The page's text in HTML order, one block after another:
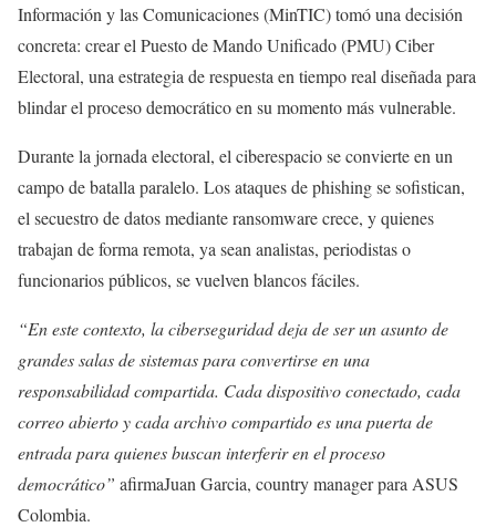
Información y las Comunicaciones (MinTIC) tomó una decisión
concreta: crear el Puesto de Mando Unificado (PMU) Ciber
Electoral, una estrategia de respuesta en tiempo real diseñada para
blindar el proceso democrático en su momento más vulnerable.
Durante la jornada electoral, el ciberespacio se convierte en un
campo de batalla paralelo. Los ataques de phishing se sofistican,
el secuestro de datos mediante ransomware crece, y quienes
trabajan de forma remota, ya sean analistas, periodistas o
funcionarios públicos, se vuelven blancos fáciles.
“En este contexto, la ciberseguridad deja de ser un asunto de
grandes salas de sistemas para convertirse en una
responsabilidad compartida. Cada dispositivo conectado, cada
correo abierto y cada archivo compartido es una puerta de
entrada para quienes buscan interferir en el proceso
democrático” afirmaJuan Garcia, country manager para ASUS
Colombia.